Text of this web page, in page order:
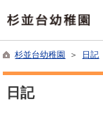
杉並台幼稚園 ＞ 日記
日記